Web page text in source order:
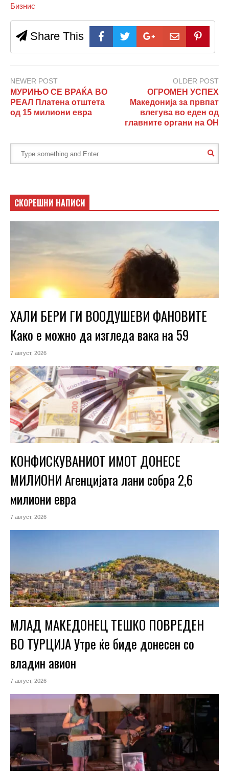
Бизнис
Share This
NEWER POST
МУРИЊО СЕ ВРАЌА ВО
РЕАЛ Платена отштета
од 15 милиони евра
OLDER POST
ОГРОМЕН УСПЕХ
Македонија за првпат
влегува во еден од
главните органи на ОН
СКОРЕШНИ НАПИСИ
ХАЛИ БЕРИ ГИ ВООДУШЕВИ ФАНОВИТЕ
Како е можно да изгледа вака на 59
7 август, 2026
КОНФИСКУВАНИОТ ИМОТ ДОНЕСЕ
МИЛИОНИ Агенцијата лани собра 2,6
милиони евра
7 август, 2026
МЛАД МАКЕДОНЕЦ ТЕШКО ПОВРЕДЕН
ВО ТУРЦИЈА Утре ќе биде донесен со
владин авион
7 август, 2026